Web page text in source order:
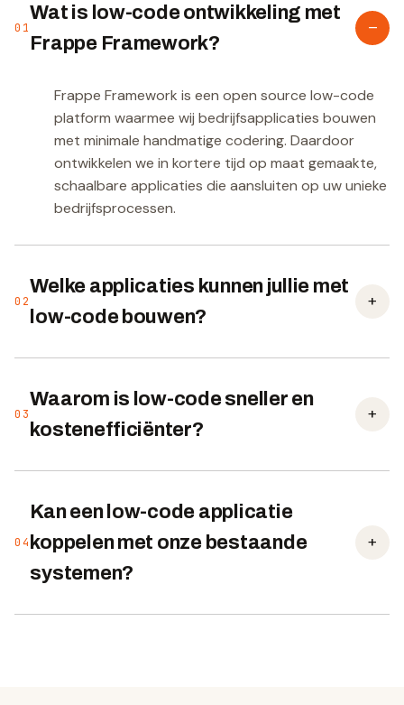
01
Wat is low-code ontwikkeling met
Frappe Framework?
–
Frappe Framework is een open source low-code
platform waarmee wij bedrijfsapplicaties bouwen
met minimale handmatige codering. Daardoor
ontwikkelen we in kortere tijd op maat gemaakte,
schaalbare applicaties die aansluiten op uw unieke
bedrijfsprocessen.
02
Welke applicaties kunnen jullie met
low-code bouwen?
+
03
Waarom is low-code sneller en
kostenefficiënter?
+
04
Kan een low-code applicatie
koppelen met onze bestaande
systemen?
+